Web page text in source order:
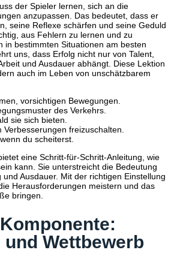
der Spieler lernen, sich an die
anzupassen. Das bedeutet, dass er
seine Reflexe schärfen und seine Geduld
aus Fehlern zu lernen und zu
in bestimmten Situationen am besten
uns, dass Erfolg nicht nur von Talent,
und Ausdauer abhängt. Diese Lektion
auch im Leben von unschätzbarem
vorsichtigen Bewegungen.
des Verkehrs.
sie sich bieten.
freizuschalten.
du scheiterst.
eine Schritt-für-Schritt-Anleitung, wie
kann. Sie unterstreicht die Bedeutung
Ausdauer. Mit der richtigen Einstellung
Herausforderungen meistern und das
bringen.
Wettbewerb